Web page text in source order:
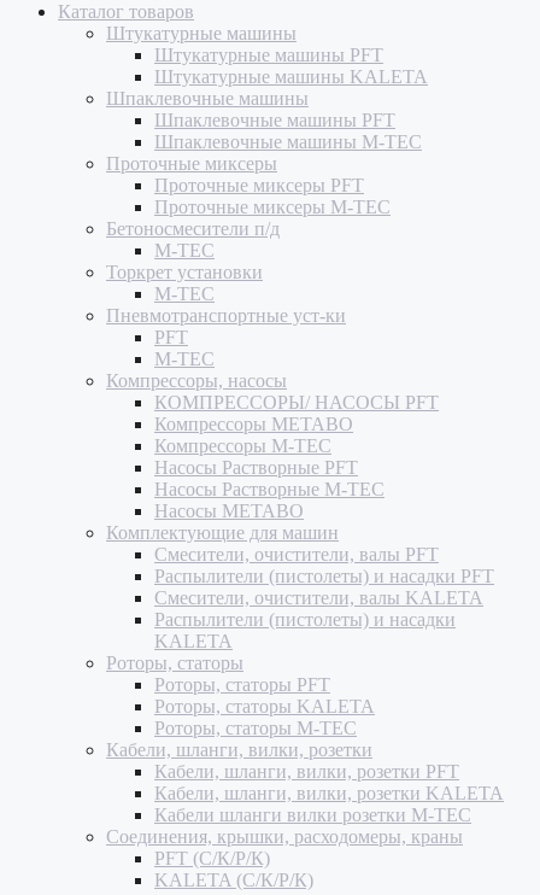
Каталог товаров
Штукатурные машины
Штукатурные машины PFT
Штукатурные машины KALETA
Шпаклевочные машины
Шпаклевочные машины PFT
Шпаклевочные машины M-TEC
Проточные миксеры
Проточные миксеры PFT
Проточные миксеры M-TEC
Бетоносмесители п/д
M-TEC
Торкрет установки
M-TEC
Пневмотранспортные уст-ки
PFT
M-TEC
Компрессоры, насосы
КОМПРЕССОРЫ/ НАСОСЫ PFT
Компрессоры METABO
Компрессоры M-TEC
Насосы Растворные PFT
Насосы Растворные M-TEC
Насосы METABO
Комплектующие для машин
Смесители, очистители, валы PFT
Распылители (пистолеты) и насадки PFT
Смесители, очистители, валы KALETA
Распылители (пистолеты) и насадки
KALETA
Роторы, статоры
Роторы, статоры PFT
Роторы, статоры KALETA
Роторы, статоры M-TEC
Кабели, шланги, вилки, розетки
Кабели, шланги, вилки, розетки PFT
Кабели, шланги, вилки, розетки KALETA
Кабели шланги вилки розетки M-TEC
Соединения, крышки, расходомеры, краны
PFT (С/К/Р/К)
KALETA (С/К/Р/К)